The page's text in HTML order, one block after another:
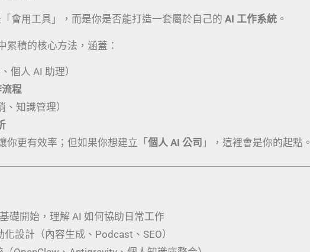
會用工具」，而是你是否能打造一套屬於自己的 AI 工作系統 。
累積的核心方法，涵蓋：
個人 AI 助理）
程
、知識管理）
你更有效率；但如果你想建立「 個人 AI 公司 」，這裡會是你的起點。
礎開始，理解 AI 如何協助日常工作
化設計（內容生成、Podcast、SEO）